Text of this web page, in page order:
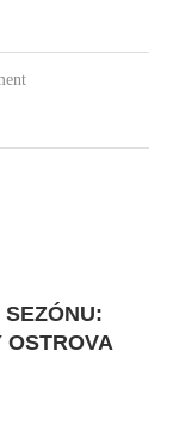
SEZÓNU:
OSTROVA